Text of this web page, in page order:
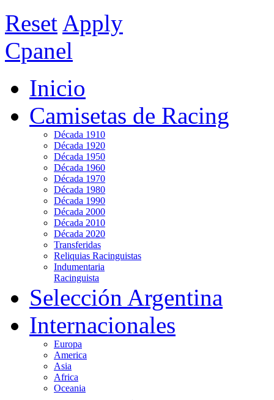
Reset Apply
Cpanel
Inicio
Camisetas de Racing
Década 1910
Década 1920
Década 1950
Década 1960
Década 1970
Década 1980
Década 1990
Década 2000
Década 2010
Década 2020
Transferidas
Reliquias Racinguistas
Indumentaria
Racinguista
Selección Argentina
Internacionales
Europa
America
Asia
Africa
Oceania